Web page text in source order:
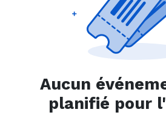
Aucun
planifié pour